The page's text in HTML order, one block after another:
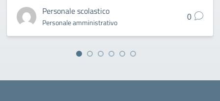
Personale scolastico
Personale amministrativo
0